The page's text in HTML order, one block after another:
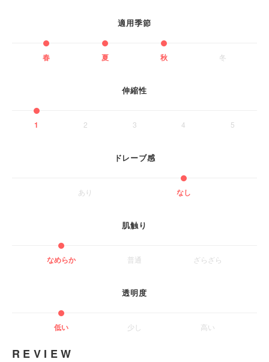
適用季節
春 夏 秋 冬
伸縮性
1 2 3 4 5
ドレーブ感
あり なし
肌触り
なめらか 普通 ざらざら
透明度
低い 少し 高い
REVIEW